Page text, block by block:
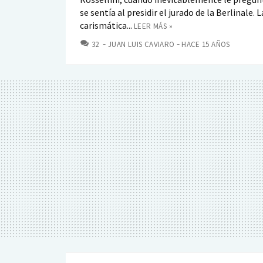
se sentía al presidir el jurado de la Berlinale.
carismática... LEER MÁS »
32 COMENTARIOS
JUAN LUIS CAVIARO HACE 15 AÑOS